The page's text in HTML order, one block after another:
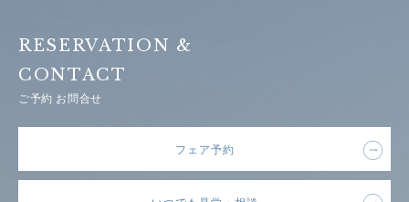
RESERVATION &
CONTACT
ご予約 お問合せ
フェア予約